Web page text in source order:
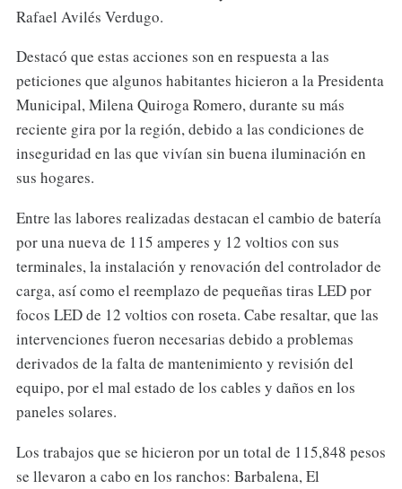
Rafael Avilés Verdugo.
Destacó que estas acciones son en respuesta a las
peticiones que algunos habitantes hicieron a la Presidenta
Municipal, Milena Quiroga Romero, durante su más
reciente gira por la región, debido a las condiciones de
inseguridad en las que vivían sin buena iluminación en
sus hogares.
Entre las labores realizadas destacan el cambio de batería
por una nueva de 115 amperes y 12 voltios con sus
terminales, la instalación y renovación del controlador de
carga, así como el reemplazo de pequeñas tiras LED por
focos LED de 12 voltios con roseta. Cabe resaltar, que las
intervenciones fueron necesarias debido a problemas
derivados de la falta de mantenimiento y revisión del
equipo, por el mal estado de los cables y daños en los
paneles solares.
Los trabajos que se hicieron por un total de 115,848 pesos
se llevaron a cabo en los ranchos: Barbalena, El